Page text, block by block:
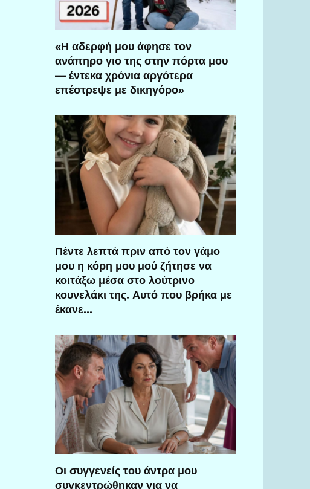
«Η αδερφή μου άφησε τον
ανάπηρο γιο της στην πόρτα μου
— έντεκα χρόνια αργότερα
επέστρεψε με δικηγόρο»
Πέντε λεπτά πριν από τον γάμο
μου η κόρη μου μού ζήτησε να
κοιτάξω μέσα στο λούτρινο
κουνελάκι της. Αυτό που βρήκα με
έκανε…
Οι συγγενείς του άντρα μου
συγκεντρώθηκαν για να